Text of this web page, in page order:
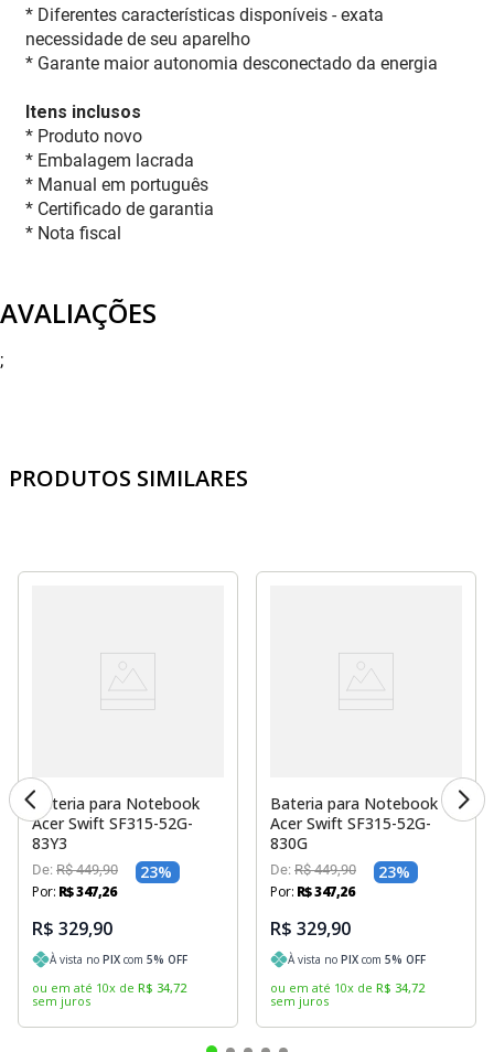
* Diferentes características disponíveis - exata
necessidade de seu aparelho
* Garante maior autonomia desconectado da energia
Itens inclusos
* Produto novo
* Embalagem lacrada
* Manual em português
* Certificado de garantia
* Nota fiscal
AVALIAÇÕES
;
PRODUTOS SIMILARES
Bateria para Notebook
Acer Swift SF315-52G-
83Y3
De: R$ 449,90 23%
Por: R$347,26
R$ 329,90
À vista no PIX com 5% OFF
ou em até 10x de R$ 34,72
sem juros
Bateria para Notebook
Acer Swift SF315-52G-
830G
De: R$ 449,90 23%
Por: R$347,26
R$ 329,90
À vista no PIX com 5% OFF
ou em até 10x de R$ 34,72
sem juros